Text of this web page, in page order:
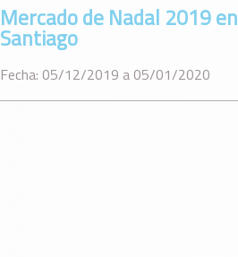
Mercado de Nadal 2019 en
Santiago
Fecha: 05/12/2019 a 05/01/2020